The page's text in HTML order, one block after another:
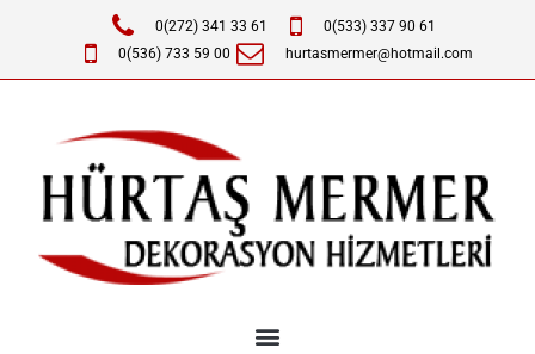
0(272) 341 33 61
0(533) 337 90 61
0(536) 733 59 00
hurtasmermer@hotmail.com